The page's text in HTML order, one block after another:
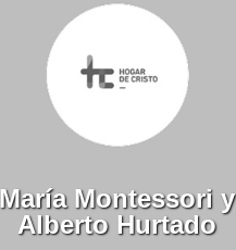
María Montessori y
Alberto Hurtado